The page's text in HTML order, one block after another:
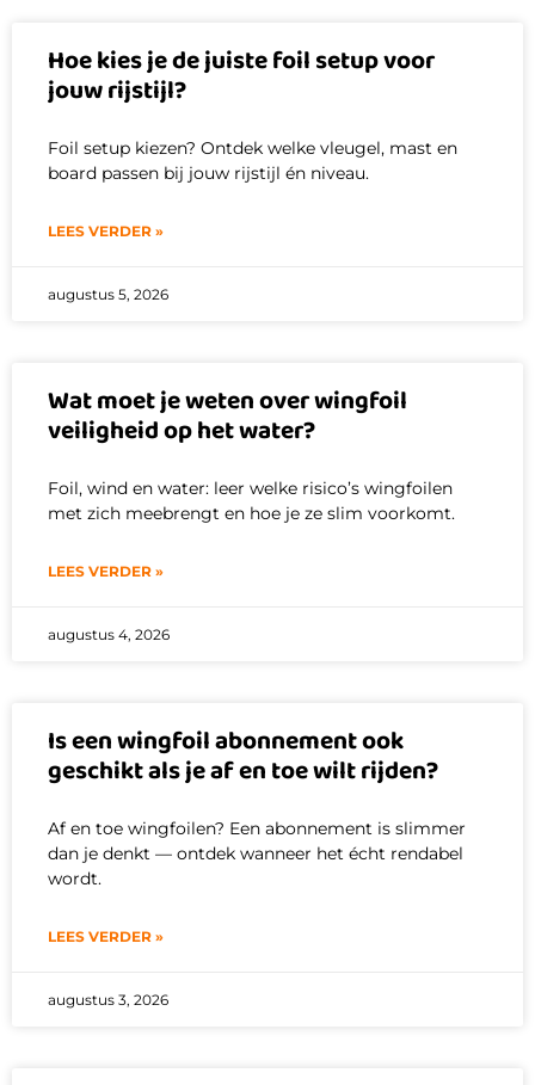
Hoe kies je de juiste foil setup voor
jouw rijstijl?
Foil setup kiezen? Ontdek welke vleugel, mast en
board passen bij jouw rijstijl én niveau.
LEES VERDER »
augustus 5, 2026
Wat moet je weten over wingfoil
veiligheid op het water?
Foil, wind en water: leer welke risico’s wingfoilen
met zich meebrengt en hoe je ze slim voorkomt.
LEES VERDER »
augustus 4, 2026
Is een wingfoil abonnement ook
geschikt als je af en toe wilt rijden?
Af en toe wingfoilen? Een abonnement is slimmer
dan je denkt — ontdek wanneer het écht rendabel
wordt.
LEES VERDER »
augustus 3, 2026